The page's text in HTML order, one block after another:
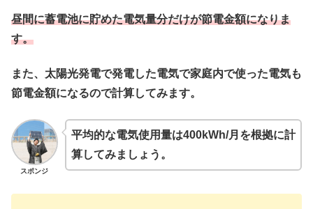
昼間に蓄電池に貯めた電気量分だけが節電金額になりま
す。
また、太陽光発電で発電した電気で家庭内で使った電気も
節電金額になるので計算してみます。
スポンジ
平均的な電気使用量は400kWh/月を根拠に計
算してみましょう。